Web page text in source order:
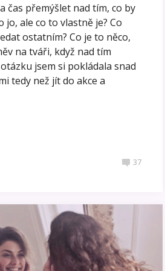
čas přemýšlet nad tím, co by
jo, ale co to vlastně je? Co
ostatním? Co je to něco,
na tváři, když nad tím
jsem si pokládala snad
tedy než jít do akce a
37